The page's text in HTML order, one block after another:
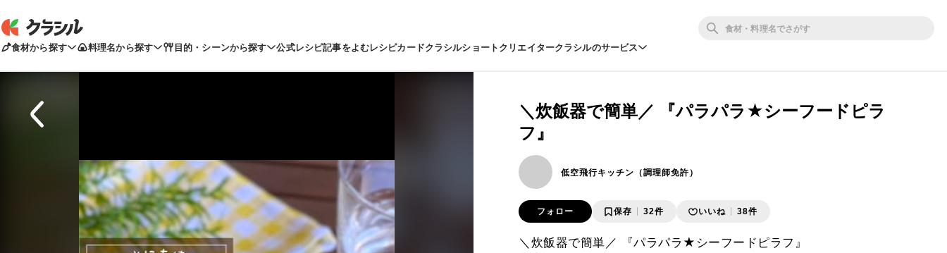
食材から探す 料理名から探す 目的・シーンから探す 公式レシピ記事をよむレシピカードクラシルショートクリエイタークラシルのサービス
＼炊飯器で簡単／ 『パラパラ★シーフードピラ
フ』
低空飛行キッチン（調理師免許）
フォロー 保存 32件 いいね 38件
＼炊飯器で簡単／ 『パラパラ★シーフードピラフ』